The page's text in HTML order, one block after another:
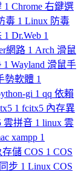
1 Chrome 右鍵選
毒 1 Linux 防毒
1 Dr.Web 1
網路 1 Arch 滑鼠
1 Wayland 滑鼠手
勢軟體 1
gi 1 qq 依賴
1 fcitx5 內存異
雲拼音 1 linux 雲
xampp 1
儲 COS 1 COS
步 1 Linux COS